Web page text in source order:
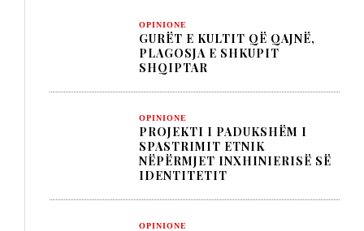
OPINIONE
GURËT E KULTIT QË QAJNË,
PLAGOSJA E SHKUPIT
SHQIPTAR
OPINIONE
PROJEKTI I PADUKSHËM I
SPASTRIMIT ETNIK
NËPËRMJET INXHINIERISË SË
IDENTITETIT
OPINIONE